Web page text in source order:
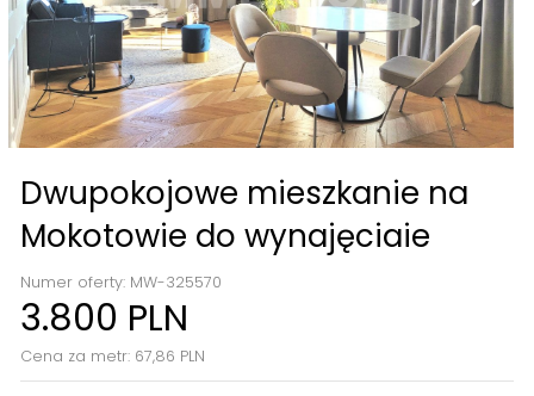
Dwupokojowe mieszkanie na
Mokotowie do wynajęciaie
Numer oferty: MW-325570
3.800 PLN
Cena za metr: 67,86 PLN